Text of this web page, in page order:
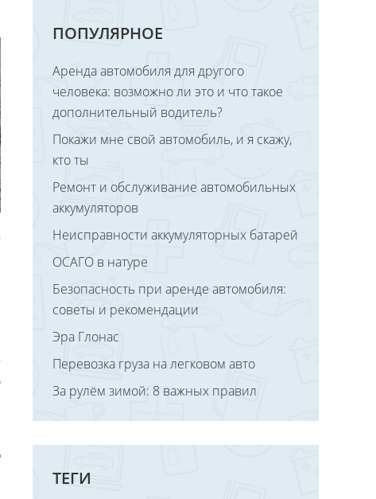
ПОПУЛЯРНОЕ
Аренда автомобиля для другого
человека: возможно ли это и что такое
дополнительный водитель?
Покажи мне свой автомобиль, и я скажу,
кто ты
Ремонт и обслуживание автомобильных
аккумуляторов
Неисправности аккумуляторных батарей
ОСАГО в натуре
Безопасность при аренде автомобиля:
советы и рекомендации
Эра Глонас
Перевозка груза на легковом авто
За рулём зимой: 8 важных правил
ТЕГИ